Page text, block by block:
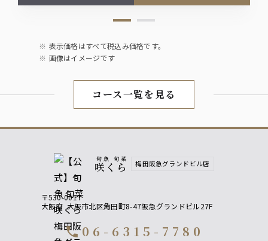
・八海山梅酒
ワイン
・白ワイン
・ウーロン茶
・オレンジジュース
・グレープフルーツジュース
・緑茶
表示価格はすべて税込み価格です。
画像はイメージです
コース一覧を見る
旬魚 旬菜
咲くら 梅田阪急グランドビル店
〒530-0017
大阪府 大阪市北区角田町8-47阪急グランドビル27F
call 06-6315-7780